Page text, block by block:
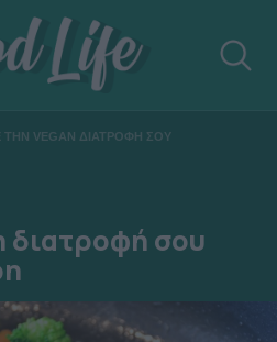
ΤΗΝ VEGAN ΔΙΑΤΡΟΦΗ ΣΟΥ
διατροφή σου